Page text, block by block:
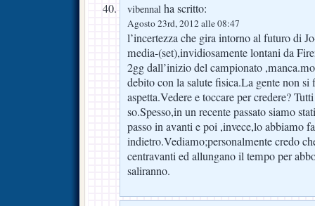
vibennal ha scritto:
Agosto 23rd, 2012 alle 08:47
l’incertezza che gira intorno al futuro di
media-(set),invidiosamente lontani da
2gg dall’inizio del campionato
debito con la salute fisica.La gente non
aspetta.Vedere e toccare per credere?
so.Spesso,in un recente passato siamo
passo in avanti e poi ,invece,lo abbiamo
indietro.Vediamo;personalmente credo
centravanti ed allungano il tempo per
saliranno.